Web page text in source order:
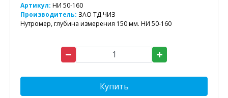
Артикул: НИ 50-160
Производитель: ЗАО ТД ЧИЗ
Нутромер, глубина измерения 150 мм. НИ 50-160
Купить